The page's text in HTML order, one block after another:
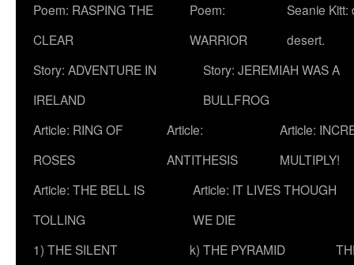
Poem: RASPING THE
CLEAR
Poem:
WARRIOR
Seanie Kitt:
desert.
Story: ADVENTURE IN
IRELAND
Story: JEREMIAH WAS A
BULLFROG
Article: RING OF
ROSES
Article:
ANTITHESIS
Article:
MULTIPLY!
Article: THE BELL IS
TOLLING
Article: IT LIVES THOUGH
WE DIE
1) THE SILENT
k) THE PYRAMID